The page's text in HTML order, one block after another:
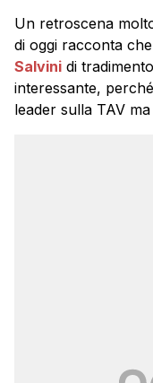
Un retroscena
di oggi racconta che
Salvini di
interessante,
leader sulla TAV